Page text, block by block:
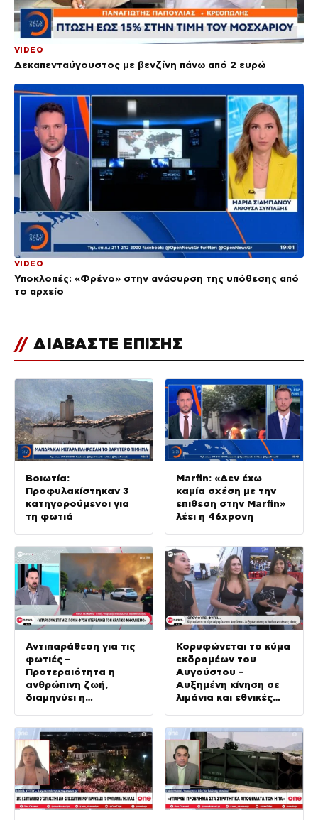
VIDEO
Δεκαπενταύγουστος με βενζίνη πάνω από 2 ευρώ
VIDEO
Υποκλοπές: «Φρένο» στην ανάσυρση της υπόθεσης από
το αρχείο
// ΔΙΑΒΑΣΤΕ ΕΠΙΣΗΣ
Βοιωτία:
Προφυλακίστηκαν 3
κατηγορούμενοι για
τη φωτιά
Marfin: «Δεν έχω
καμία σχέση με την
επιθεση στην Marfin»
λέει η 46χρονη
Αντιπαράθεση για τις
φωτιές –
Προτεραιότητα η
ανθρώπινη ζωή,
διαμηνύει η
Κορυφώνεται το κύμα
εκδρομέων του
Αυγούστου –
Αυξημένη κίνηση σε
λιμάνια και εθνικές